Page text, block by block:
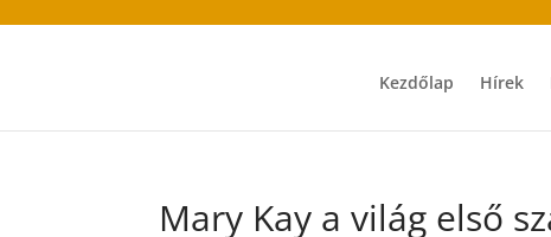
Kezdőlap Hírek
Mary Kay a világ első